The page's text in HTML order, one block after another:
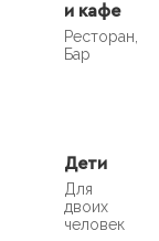
и кафе
Ресторан,
Бар
Дети
Для
двоих
человек